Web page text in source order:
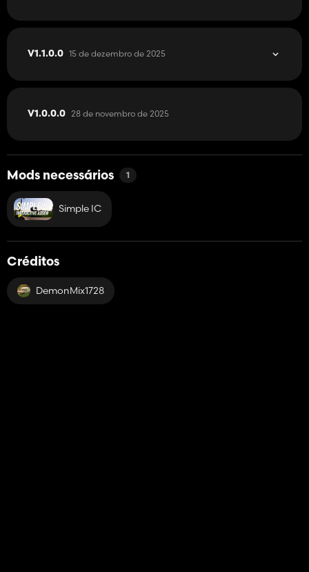
V1.1.0.0 15 de dezembro de 2025
V1.0.0.0 28 de novembro de 2025
Mods necessários 1
Simple IC
Créditos
DemonMix1728